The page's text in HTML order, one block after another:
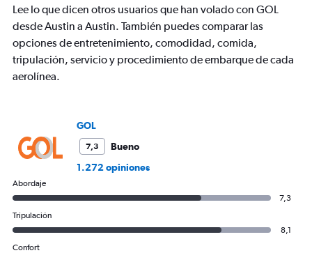
1
Y
axis
values.
Range:
Lee lo que dicen otros usuarios que han volado con GOL
desde Austin a Austin. También puedes comparar las
opciones de entretenimiento, comodidad, comida,
tripulación, servicio y procedimiento de embarque de cada
aerolínea.
GOL
7,3
Bueno
1.272 opiniones
Abordaje
7,3
Tripulación
8,1
Confort